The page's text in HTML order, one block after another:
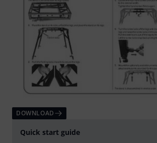
DOWNLOAD
Quick start guide